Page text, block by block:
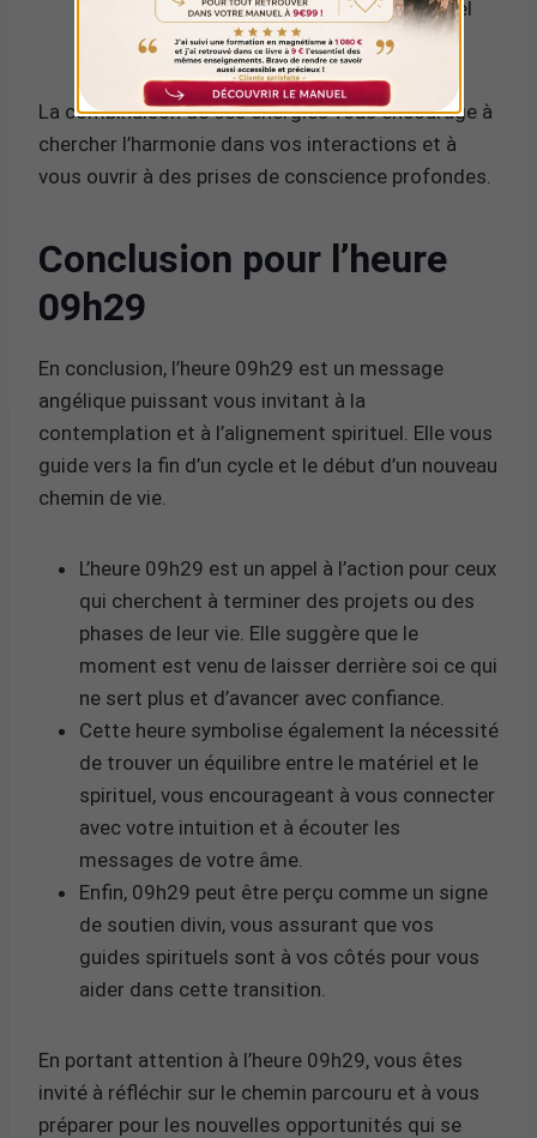
un nombre maître. Cela signifie un potentiel
de croissance spirituelle et d’illumination.
La combinaison de ces énergies vous encourage à
chercher l’harmonie dans vos interactions et à
vous ouvrir à des prises de conscience profondes.
Conclusion pour l’heure
09h29
En conclusion, l’heure 09h29 est un message
angélique puissant vous invitant à la
contemplation et à l’alignement spirituel. Elle vous
guide vers la fin d’un cycle et le début d’un nouveau
chemin de vie.
L’heure 09h29 est un appel à l’action pour ceux
qui cherchent à terminer des projets ou des
phases de leur vie. Elle suggère que le
moment est venu de laisser derrière soi ce qui
ne sert plus et d’avancer avec confiance.
Cette heure symbolise également la nécessité
de trouver un équilibre entre le matériel et le
spirituel, vous encourageant à vous connecter
avec votre intuition et à écouter les
messages de votre âme.
Enfin, 09h29 peut être perçu comme un signe
de soutien divin, vous assurant que vos
guides spirituels sont à vos côtés pour vous
aider dans cette transition.
En portant attention à l’heure 09h29, vous êtes
invité à réfléchir sur le chemin parcouru et à vous
préparer pour les nouvelles opportunités qui se